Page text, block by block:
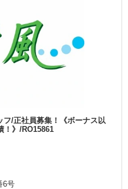
フ/正社員募集！《ボーナス以
！》/RO15861
6号